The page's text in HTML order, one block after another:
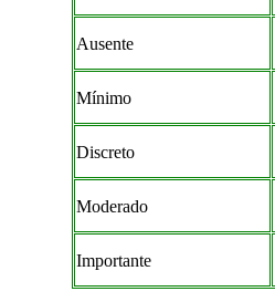
Ausente
Mínimo
Discreto
Moderado
Importante